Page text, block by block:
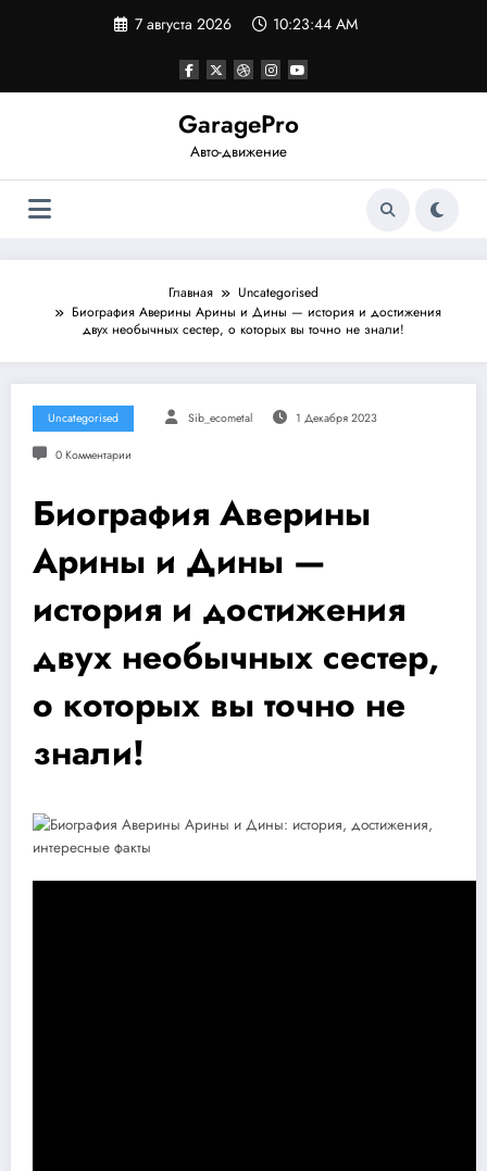
7 августа 2026 10:23:44 AM
GaragePro
Авто-движение
Главная
Uncategorised
Биография Аверины Арины и Дины — история и достижения
двух необычных сестер, о которых вы точно не знали!
Uncategorised Sib_ecometal 1 Декабря 2023
0 Комментарии
Биография Аверины
Арины и Дины —
история и достижения
двух необычных сестер,
о которых вы точно не
знали!